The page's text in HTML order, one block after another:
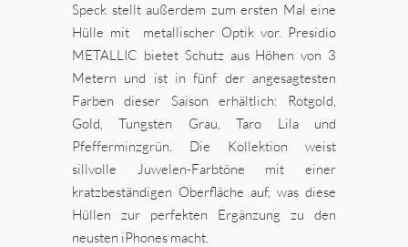
Speck stellt außerdem zum ersten Mal eine
Hülle mit metallischer Optik vor. Presidio
METALLIC bietet Schutz aus Höhen von 3
Metern und ist in fünf der angesagtesten
Farben dieser Saison erhältlich: Rotgold,
Gold, Tungsten Grau, Taro Lila und
Pfefferminzgrün. Die Kollektion weist
sillvolle Juwelen-Farbtöne mit einer
kratzbeständigen Oberfläche auf, was diese
Hüllen zur perfekten Ergänzung zu den
neusten iPhones macht.